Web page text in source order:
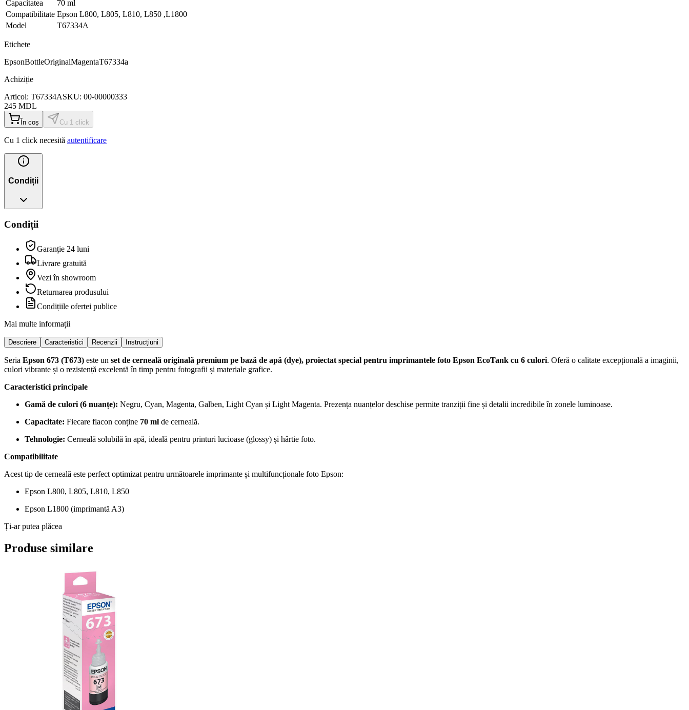
Capacitatea
70 ml
Compatibilitate Epson L800, L805, L810, L850 ,L1800
Model
T67334A
Etichete
EpsonBottleOriginalMagentaT67334a
Achiziție
Articol: T67334ASKU: 00-00000333
245 MDL
În coș Cu 1 click
Cu 1 click necesită autentificare
Condiții
Condiții
Garanție 24 luni
Livrare gratuită
Vezi în showroom
Returnarea produsului
Condițiile ofertei publice
Mai multe informații
Descriere Caracteristici Recenzii Instrucțiuni
Seria Epson 673 (T673) este un set de cerneală originală premium pe bază de apă (dye), proiectat special pentru imprimantele foto Epson EcoTank cu 6 culori. Oferă o calitate excepțională a imaginii,
culori vibrante și o rezistență excelentă în timp pentru fotografii și materiale grafice.
Caracteristici principale
Gamă de culori (6 nuanțe): Negru, Cyan, Magenta, Galben, Light Cyan și Light Magenta. Prezența nuanțelor deschise permite tranziții fine și detalii incredibile în zonele luminoase.
Capacitate: Fiecare flacon conține 70 ml de cerneală.
Tehnologie: Cerneală solubilă în apă, ideală pentru printuri lucioase (glossy) și hârtie foto.
Compatibilitate
Acest tip de cerneală este perfect optimizat pentru următoarele imprimante și multifuncționale foto Epson:
Epson L800, L805, L810, L850
Epson L1800 (imprimantă A3)
Ți-ar putea plăcea
Produse similare